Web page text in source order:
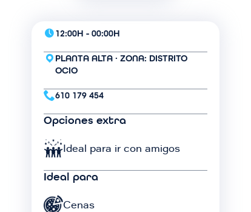
n
12:00H - 00:00H
PLANTA ALTA · ZONA: DISTRITO
OCIO
610 179 454
Opciones extra
ImagenIdeal para ir con amigos
Ideal para
Imagen
Cenas